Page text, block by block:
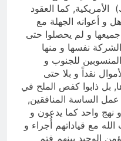
كما العقود
و أعوانه الجهلة مع
و لم يحصلوا حتى
نفسها و منها
للجنوب و
نقداً و بلا حتى
بل ذابوا كفص الملح في
هو عمل الساسة المنافقين,
و نهج واحد كما يدعون و
مع قياداتهم أُجراء و
الوحيد بينهم فتم